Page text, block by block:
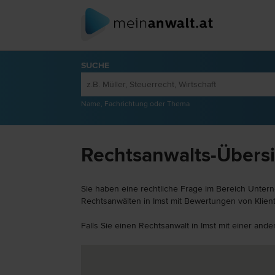
SUCHE
Name, Fachrichtung oder Thema
Rechtsanwalts-
Sie haben eine rechtliche Frage im Bereich
Rechtsanwälten in Imst mit Bewertungen von
Falls Sie einen Rechtsanwalt in Imst mit einer